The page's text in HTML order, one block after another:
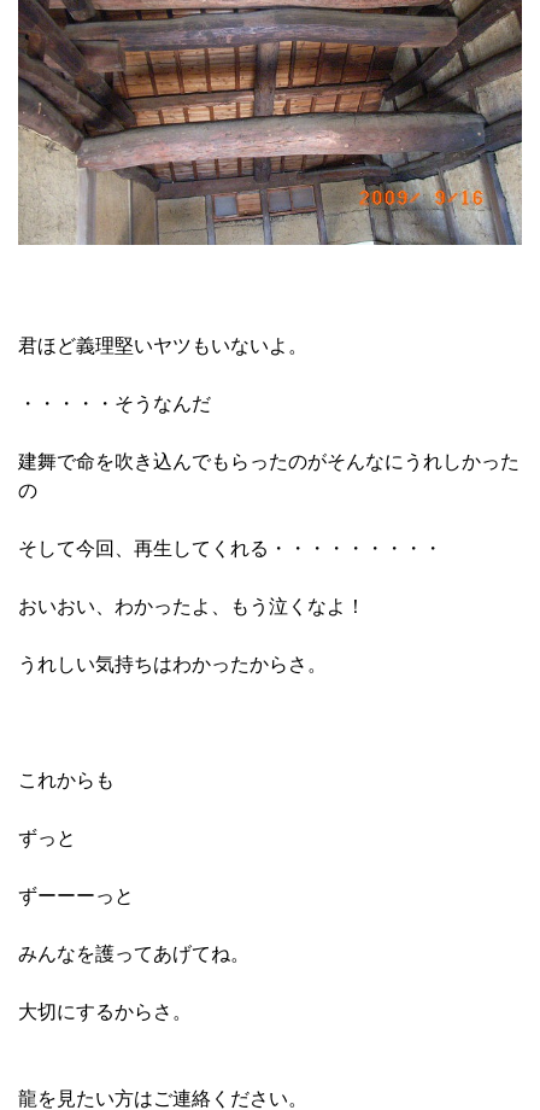
君ほど義理堅いヤツもいないよ。
・・・・・そうなんだ
建舞で命を吹き込んでもらったのがそんなにうれしかった
の
そして今回、再生してくれる・・・・・・・・・
おいおい、わかったよ、もう泣くなよ！
うれしい気持ちはわかったからさ。
これからも
ずっと
ずーーーっと
みんなを護ってあげてね。
大切にするからさ。
龍を見たい方はご連絡ください。